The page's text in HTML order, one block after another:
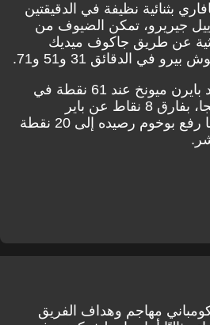
بثنائية نظيفة في الدقيقتين
جيريرو، تمكن الضيوف من
عن طريق جاكوف ميديك
في الدقائق 31 و51 و71.
بهذه النتيجة، تجمد رصيد بايرن ميونخ عند 61 نقطة في
صدارة ترتيب البوندسليجا، بفارق 8 نقاط عن باير
ليفركوزن الوصيف، بينما رفع بوخوم رصيده إلى 20 نقطة
مهاجم وهداف الفريق